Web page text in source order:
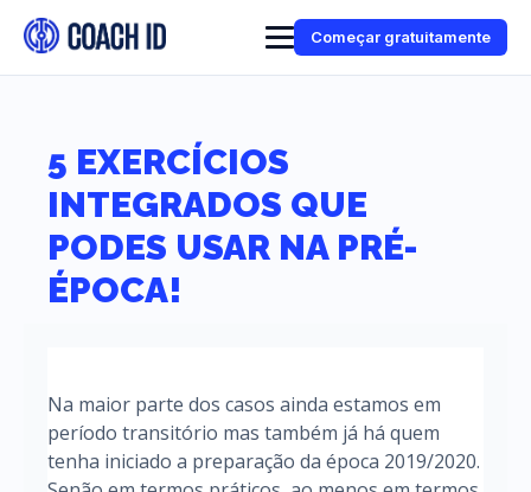
Começar gratuitamente
5 EXERCÍCIOS
INTEGRADOS QUE
PODES USAR NA PRÉ-
ÉPOCA!
Na maior parte dos casos ainda estamos em
período transitório mas também já há quem
tenha iniciado a preparação da época 2019/2020.